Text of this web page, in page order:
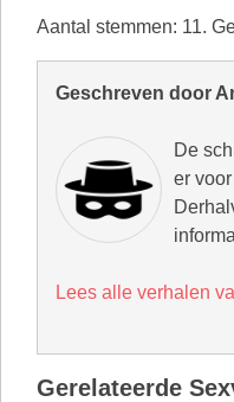
Aantal stemmen: 11.
Geschreven door
De
er
Lees alle verhalen
Gerelateerde